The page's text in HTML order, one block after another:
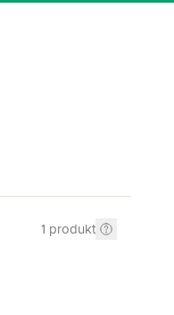
1 produkt